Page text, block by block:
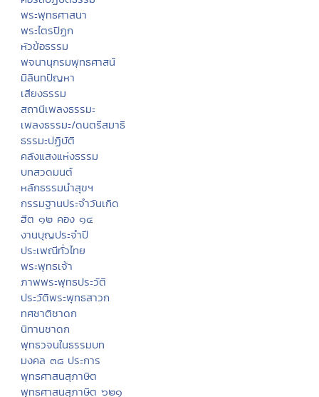
พระพุทธศาสนา
พระไตรปิฏก
หัวข้อธรรม
พจนานุกรมพุทธศาสน์
มิลินทปัญหา
เสียงธรรม
สถานีเพลงธรรมะ
เพลงธรรมะ/ดนตรีสมาธิ
ธรรมะปฏิบัติ
คลังแสงแห่งธรรม
บทสวดมนต์
หลักธรรมนำสุขฯ
กรรมฐานประจำวันเกิด
ฮีต ๑๒ คอง ๑๔
งานบุญประจำปี
ประเพณีทั่วไทย
พระพุทธเจ้า
ภาพพระพุทธประวัติ
ประวัติพระพุทธสาวก
ทศชาติชาดก
นิทานชาดก
พุทธวจนในธรรมบท
มงคล ๓๘ ประการ
พุทธศาสนสุภาษิต
พุทธศาสนสุภาษิต ๖๒๑